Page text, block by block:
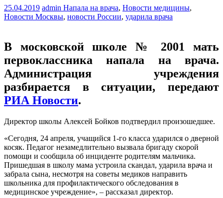
25.04.2019 admin Напала на врача, Новости медицины,
Новости Москвы, новости России, ударила врача
В московской школе № 2001 мать
первоклассника напала на врача.
Администрация учреждения
разбирается в ситуации, передают
РИА Новости.
Директор школы Алексей Бойков подтвердил произошедшее.
«Сегодня, 24 апреля, учащийся 1-го класса ударился о дверной
косяк. Педагог незамедлительно вызвала бригаду скорой
помощи и сообщила об инциденте родителям мальчика.
Пришедшая в школу мама устроила скандал, ударила врача и
забрала сына, несмотря на советы медиков направить
школьника для профилактического обследования в
медицинское учреждение», – рассказал директор.